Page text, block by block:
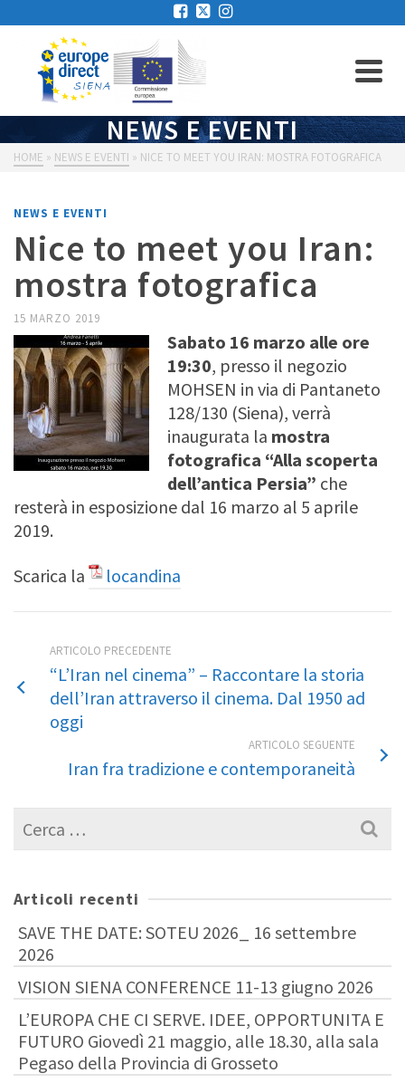
NEWS E EVENTI
HOME » NEWS E EVENTI » NICE TO MEET YOU IRAN: MOSTRA FOTOGRAFICA
NEWS E EVENTI
Nice to meet you Iran:
mostra fotografica
15 MARZO 2019
Sabato 16 marzo alle ore
19:30, presso il negozio
MOHSEN in via di Pantaneto
128/130 (Siena), verrà
inaugurata la mostra
fotografica “Alla scoperta
dell’antica Persia” che
resterà in esposizione dal 16 marzo al 5 aprile
2019.
Scarica la
locandina
ARTICOLO PRECEDENTE
“L’Iran nel cinema” – Raccontare la storia
dell’Iran attraverso il cinema. Dal 1950 ad
oggi
ARTICOLO SEGUENTE
Iran fra tradizione e contemporaneità
Cerca
per:
Articoli recenti
SAVE THE DATE: SOTEU 2026_ 16 settembre
2026
VISION SIENA CONFERENCE 11-13 giugno 2026
L’EUROPA CHE CI SERVE. IDEE, OPPORTUNITA E
FUTURO Giovedì 21 maggio, alle 18.30, alla sala
Pegaso della Provincia di Grosseto